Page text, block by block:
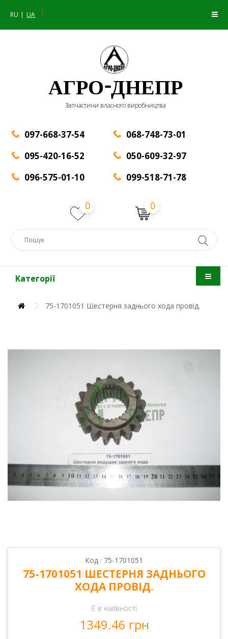
RU UA |
АГРО-ДНЕПР
Запчастини власного виробництва
097-668-37-54
095-420-16-52
096-575-01-10
068-748-73-01
050-609-32-97
099-518-71-78
0 0
Категорії
75-1701051 Шестерня заднього хода провід.
Код : 75-1701051
75-1701051 ШЕСТЕРНЯ ЗАДНЬОГО
ХОДА ПРОВІД.
Є в наявності
1349.46 грн